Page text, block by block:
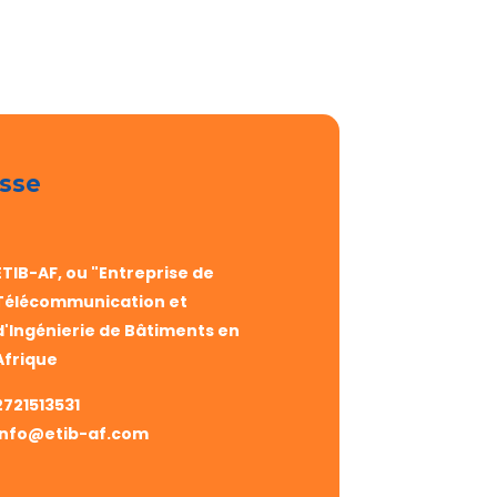
AF, ou "Entreprise de
et
de Bâtiments en
af.com